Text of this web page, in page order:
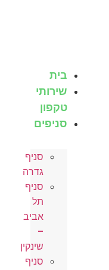
בית
שירותי
טקפון
סניפים
סניף
גדרה
סניף
תל
אביב
–
שינקין
סניף